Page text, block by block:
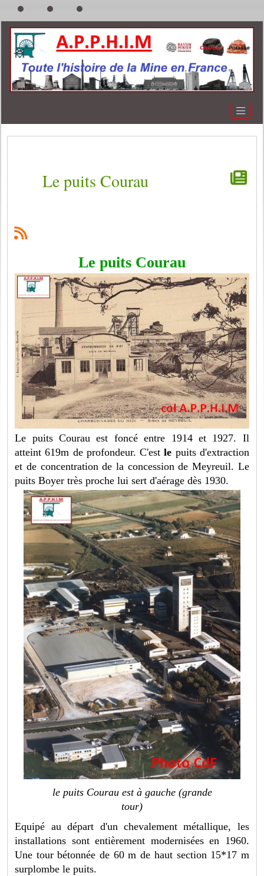
Le puits Courau
Le puits Courau
Le puits Courau est foncé entre 1914 et 1927. Il
atteint 619m de profondeur. C'estle puits d'extraction
et de concentration de la concession de Meyreuil. Le
puits Boyer très proche lui sert d'aérage dès 1930.
le puits Courau est à gauche (grande
tour)
Equipé au départ d'un chevalement métallique, les
installations sont entièrement modernisées en 1960.
Une tour bétonnée de 60 m de haut section 15*17 m
surplombe le puits.